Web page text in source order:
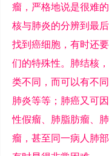
瘤，严格地说是很难
核与肺炎的分辨到最
找到癌细胞，有时还
们的特殊性。肺结核
类不同，而可以有不
肺炎等等；肺癌又可
性假瘤、肺脂肪瘤、
瘤，甚至同一病人肺